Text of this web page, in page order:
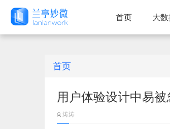
首页 大
首页
用户体验设计中易被
涛涛